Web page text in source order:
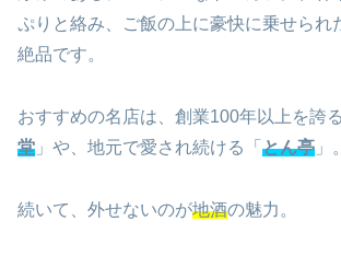
ぷりと絡み、ご飯の上に豪快に乗せられ
絶品です。
おすすめの名店は、創業100年以上を誇
堂 」や、地元で愛され続ける「 とん亭 」。
続いて、外せないのが地酒の魅力。